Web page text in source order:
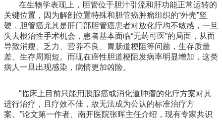
在生物学表现上，胆管位于胆汁引流和肝功能正常运转的
关键位置，因为解剖位置特殊和胆管癌肿瘤组织的“外壳”坚
硬，胆管癌尤其是肝门部胆管癌患者对放化疗均不敏感，一旦
失去根治性手术机会，患者基本面临“无药可医”的局面，从而
导致消瘦、乏力、营养不良、胃肠道梗阻等问题，生存质量
差、生存周期短。而现在癌性胆道梗阻发病率明显增加，这类
病人一旦出现感染，病情更加凶险。
“临床上目前只能用胰腺癌或消化道肿瘤的化疗方案对其
进行治疗，且疗效不佳，故无法成为公认的标准治疗方
案。”论文第一作者、南开医院张晖主任介绍，现有专家共识